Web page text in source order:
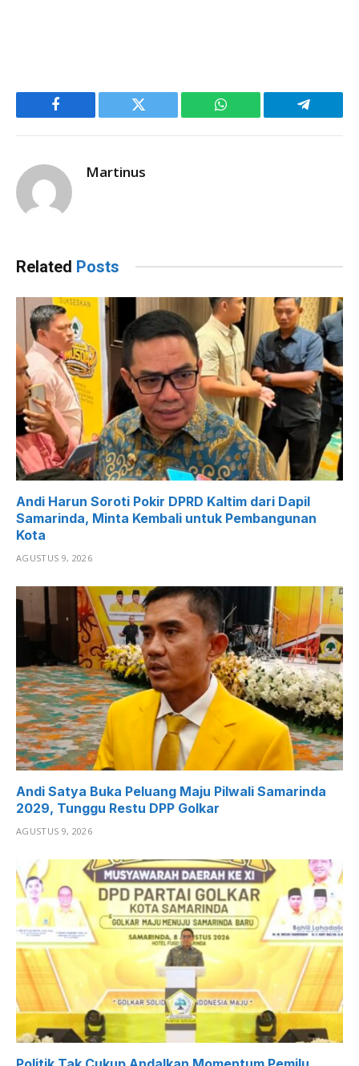
Facebook Twitter WhatsApp Telegram
Martinus
Related Posts
Andi Harun Soroti Pokir DPRD Kaltim dari Dapil
Samarinda, Minta Kembali untuk Pembangunan
Kota
AGUSTUS 9, 2026
Andi Satya Buka Peluang Maju Pilwali Samarinda
2029, Tunggu Restu DPP Golkar
AGUSTUS 9, 2026